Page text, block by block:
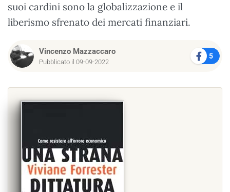
suoi cardini sono la globalizzazione e il
liberismo sfrenato dei mercati finanziari.
Vincenzo Mazzaccaro
Pubblicato il 09-09-2022
5